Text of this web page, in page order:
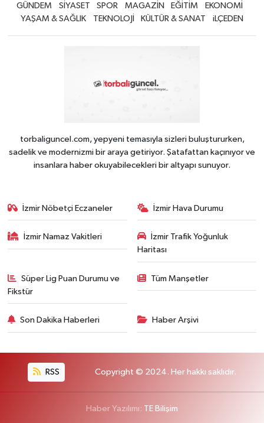
GÜNDEM SİYASET SPOR MAGAZİN EĞİTİM
EKONOMİ
YAŞAM & SAĞLIK
TEKNOLOJİ KÜLTÜR & SANAT iLÇEDEN
torbaliguncel.com, yepyeni temasıyla sizleri buluştururken,
sadelik ve modernizmi bir araya getiriyor. Şatafattan kaçınıyor ve
insanlara haber okuyabilecekleri bir altyapı sunuyor.
İzmir Nöbetçi Eczaneler İzmir Hava Durumu
İzmir Namaz Vakitleri
İzmir Trafik Yoğunluk
Haritası
Süper Lig Puan Durumu ve
Fikstür
Tüm Manşetler
Son Dakika Haberleri Haber Arşivi
RSS Copyright © 2024. Her hakkı saklıdır.
Haber Yazılımı: TE Bilişim